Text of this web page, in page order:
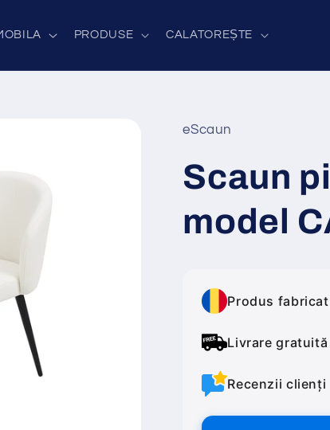
PRODUSE CALATOREȘTE
eScaun
Scaun
model
Produs
Livrare gratuită
Recenzii clienți